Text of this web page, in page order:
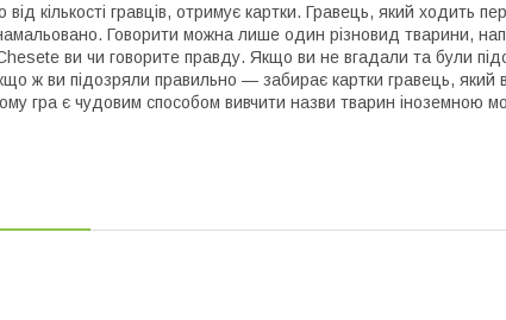
кількості гравців, отримує картки. Гравець, який ходить
Говорити можна лише один різновид тварини,
ви чи говорите правду. Якщо ви не вгадали та були
ж ви підозряли правильно — забирає картки гравець, який
гра є чудовим способом вивчити назви тварин іноземною